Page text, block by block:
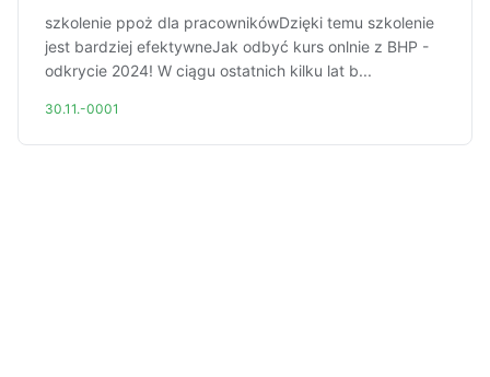
szkolenie ppoż dla pracownikówDzięki temu szkolenie
jest bardziej efektywneJak odbyć kurs onlnie z BHP -
odkrycie 2024! W ciągu ostatnich kilku lat b...
30.11.-0001